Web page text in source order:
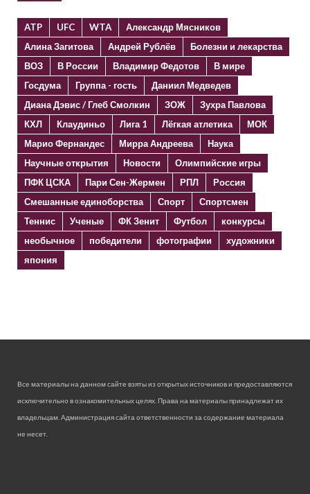
ATP UFC WTA
Александр Мясников
Алина Загитова
Андрей Рублёв
Болезни и лекарства
ВОЗ
В России Владимир Федотов
В мире
Госдума
Группа - гость
Даниил Медведев
Диана Дэвис / Глеб Смолкин
ЗОЖ
Зухра Павлова
КХЛ
Клаудиньо Лига 1 Лёгкая атлетика
МОК
Марио Фернандес
Мирра Андреева
Наука
Научные открытия
Новости
Олимпийские игры
ПФК ЦСКА
Пари Сен-Жермен РПЛ
Россия
Смешанные единоборства
Спорт
Спортсмен
Теннис
Ученые ФК Зенит Футбол
конкурсы
необычное
победители фотографии
художники
япония
Все материалы на данном сайте взяты из открытых источников и предоставляются
исключительно в ознакомительных целях. Права на материалы принадлежат их
владельцам. Администрация сайта ответственности за содержание материала
не несет.